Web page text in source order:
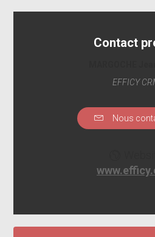
Contact
EFFICY
Nous